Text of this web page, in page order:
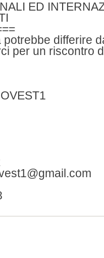
ED
differire
per un riscontro